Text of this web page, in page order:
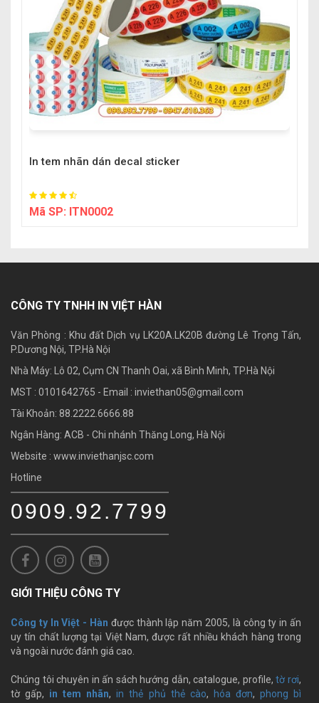
In tem nhãn dán decal sticker
Mã SP: ITN0002
CÔNG TY TNHH IN VIỆT HÀN
Văn Phòng : Khu đất Dịch vụ LK20A.LK20B đường Lê Trọng Tấn,
P.Dương Nội, TP.Hà Nội
Nhà Máy: Lô 02, Cụm CN Thanh Oai, xã Bình Minh, TP.Hà Nội
MST : 0101642765 - Email : inviethan05@gmail.com
Tài Khoản: 88.2222.6666.88
Ngân Hàng: ACB - Chi nhánh Thăng Long, Hà Nội
Website : www.inviethanjsc.com
Hotline
0909.92.7799
GIỚI THIỆU CÔNG TY
Công ty In Việt - Hàn được thành lập năm 2005, là công ty in ấn
uy tín chất lượng tại Việt Nam, được rất nhiều khách hàng trong
và ngoài nước đánh giá cao.
Chúng tôi chuyên in ấn sách hướng dẫn, catalogue, profile,tờ rơi,
tờ gấp, in tem nhãn,in thẻ phủ thẻ cào, hóa đơn, phong bì